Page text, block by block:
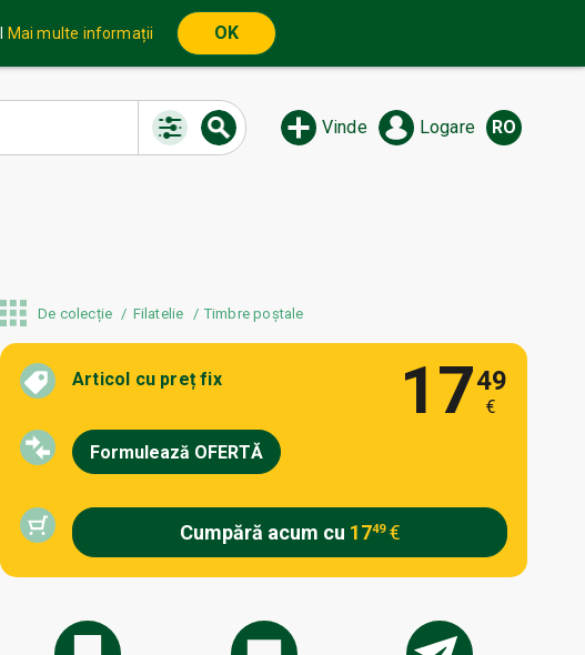
Mai multe informații OK
Vinde Logare RO
De colecție Filatelie Timbre poștale
Articol cu preț fix 1749
€
Formulează OFERTĂ
Cumpără acum cu 1749€